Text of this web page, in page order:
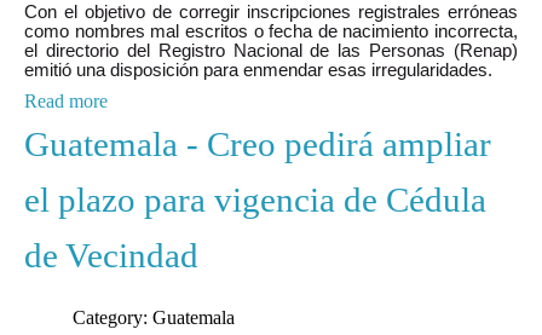
Con el objetivo de corregir inscripciones registrales erróneas
como nombres mal escritos o fecha de nacimiento incorrecta,
el directorio del Registro Nacional de las Personas (Renap)
emitió una disposición para enmendar esas irregularidades.
Read more
Guatemala - Creo pedirá ampliar
el plazo para vigencia de Cédula
de Vecindad
Category: Guatemala